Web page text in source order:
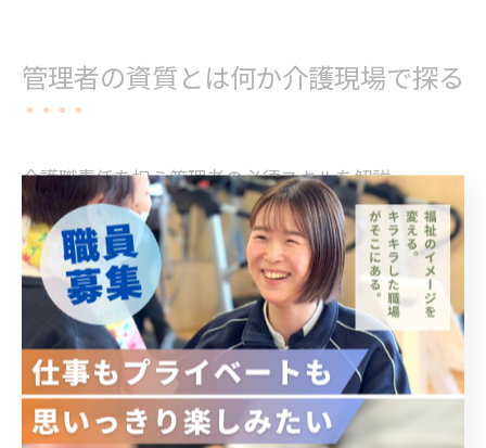
管理者の資質とは何か介護現場で探る
介護職責任を担う管理者の必須スキルを解説
介護現場で管理者が果たすべき責任は多岐にわたります
が、その基盤となるのは「コミュニケーション能力」
「リーダーシップ」「法令遵守意識」「現場把握力」の
4つです。まず、現場スタッフやご利用者様、ご家族との
信頼関係を築くためには、日々の対話を怠らず、意見や
課題を適切に吸い上げる力が必要です。
また、介護職責任を全うするには、組織全体を牽引する